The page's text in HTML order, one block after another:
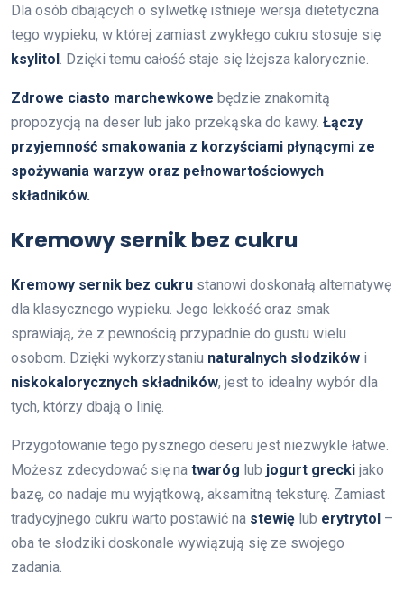
Dla osób dbających o sylwetkę istnieje wersja dietetyczna
tego wypieku, w której zamiast zwykłego cukru stosuje się
ksylitol . Dzięki temu całość staje się lżejsza kalorycznie.
Zdrowe ciasto marchewkowe będzie znakomitą
propozycją na deser lub jako przekąska do kawy. Łączy
przyjemność smakowania z korzyściami płynącymi ze
spożywania warzyw oraz pełnowartościowych
składników.
Kremowy sernik bez cukru
Kremowy sernik bez cukru stanowi doskonałą alternatywę
dla klasycznego wypieku. Jego lekkość oraz smak
sprawiają, że z pewnością przypadnie do gustu wielu
osobom. Dzięki wykorzystaniu naturalnych słodzików i
niskokalorycznych składników, jest to idealny wybór dla
tych, którzy dbają o linię.
Przygotowanie tego pysznego deseru jest niezwykle łatwe.
Możesz zdecydować się na twaróg lub jogurt grecki jako
bazę, co nadaje mu wyjątkową, aksamitną teksturę. Zamiast
tradycyjnego cukru warto postawić na stewię lub erytrytol –
oba te słodziki doskonale wywiązują się ze swojego
zadania.